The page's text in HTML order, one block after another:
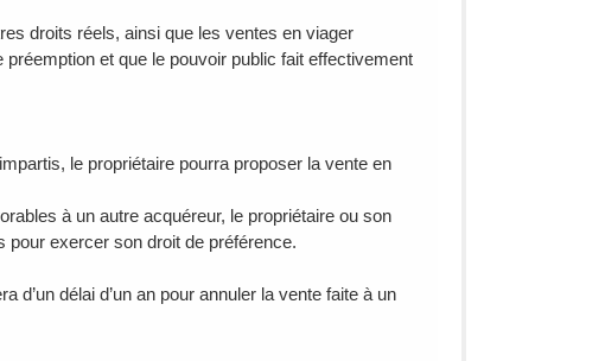
droits réels, ainsi que les ventes en viager
et que le pouvoir public fait effectivement
le propriétaire pourra proposer la vente en
à un autre acquéreur, le propriétaire ou son
pour exercer son droit de préférence.
délai d’un an pour annuler la vente faite à un